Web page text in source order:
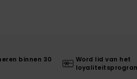
binnen 30
Word lid van het